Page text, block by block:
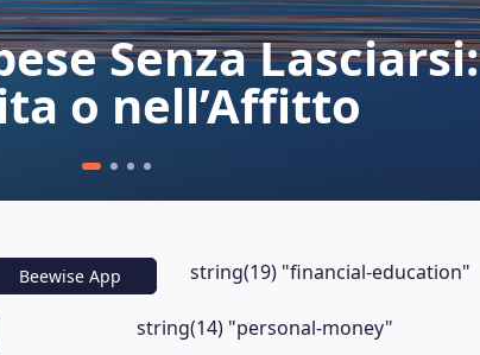
Senza Lasciarsi:
o nell’Affitto
Beewise App string(19) "financial-education"
string(14) "personal-money"